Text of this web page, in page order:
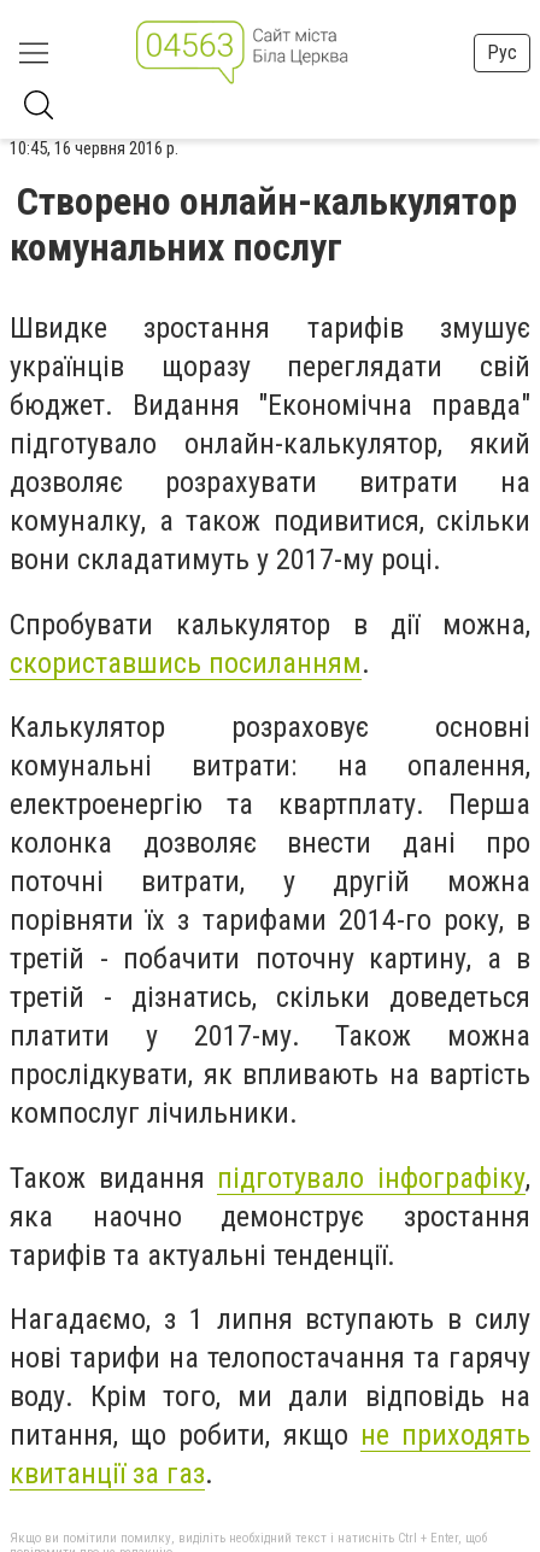
Рус
10:45, 16 червня 2016 р.
Створено онлайн-калькулятор
комунальних послуг
Швидке зростання тарифів змушує
українців щоразу переглядати свій
бюджет. Видання "Економічна правда"
підготувало онлайн-калькулятор, який
дозволяє розрахувати витрати на
комуналку, а також подивитися, скільки
вони складатимуть у 2017-му році.
Спробувати калькулятор в дії можна,
скориставшись посиланням.
Калькулятор розраховує основні
комунальні витрати: на опалення,
електроенергію та квартплату. Перша
колонка дозволяє внести дані про
поточні витрати, у другій можна
порівняти їх з тарифами 2014-го року, в
третій - побачити поточну картину, а в
третій - дізнатись, скільки доведеться
платити у 2017-му. Також можна
прослідкувати, як впливають на вартість
компослуг лічильники.
Також видання підготувало інфографіку,
яка наочно демонструє зростання
тарифів та актуальні тенденції.
Нагадаємо, з 1 липня вступають в силу
нові тарифи на телопостачання та гарячу
воду. Крім того, ми дали відповідь на
питання, що робити, якщо не приходять
квитанції за газ.
Якщо ви помітили помилку, виділіть необхідний текст і натисніть Ctrl + Enter, щоб